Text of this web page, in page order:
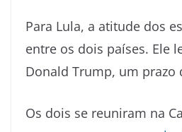
Para Lula, a atitude dos
entre os dois países. Ele
Donald Trump, um prazo
Os dois se reuniram na